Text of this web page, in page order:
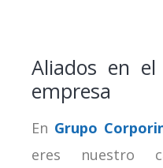
Aliados en
empresa
En Grupo
eres nuestro